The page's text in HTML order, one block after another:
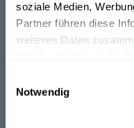
soziale Medien,
Partner führen diese
weiteren Daten
Notwendig